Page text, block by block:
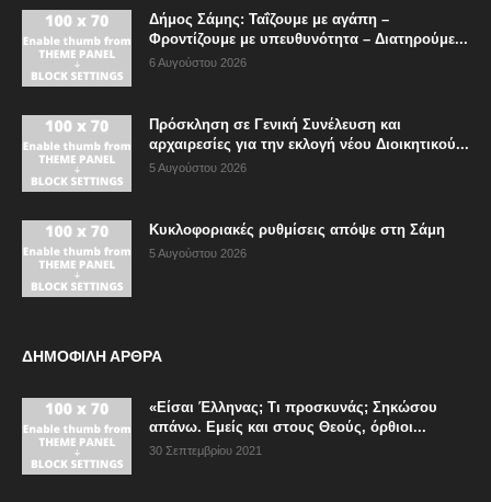
Δήμος Σάμης: Ταΐζουμε με αγάπη –
Φροντίζουμε με υπευθυνότητα – Διατηρούμε...
6 Αυγούστου 2026
Πρόσκληση σε Γενική Συνέλευση και
αρχαιρεσίες για την εκλογή νέου Διοικητικού...
5 Αυγούστου 2026
Κυκλοφοριακές ρυθμίσεις απόψε στη Σάμη
5 Αυγούστου 2026
ΔΗΜΟΦΙΛΗ ΑΡΘΡΑ
«Είσαι Έλληνας; Τι προσκυνάς; Σηκώσου
απάνω. Εμείς και στους Θεούς, όρθιοι...
30 Σεπτεμβρίου 2021